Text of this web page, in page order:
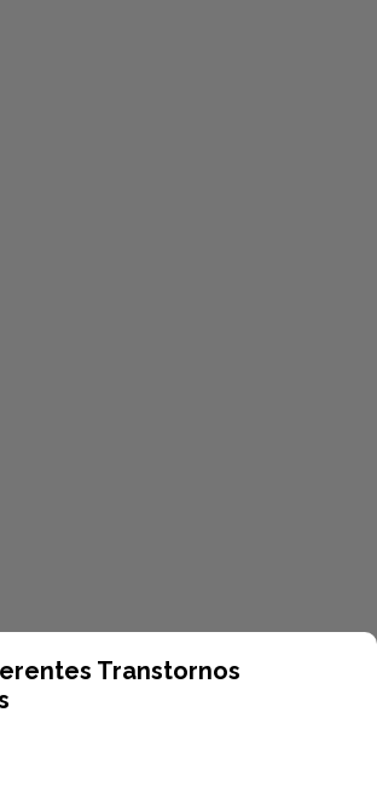
Transtornos